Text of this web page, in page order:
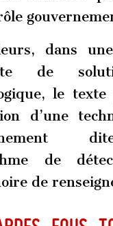
dans
de
le texte
d’une
de
de